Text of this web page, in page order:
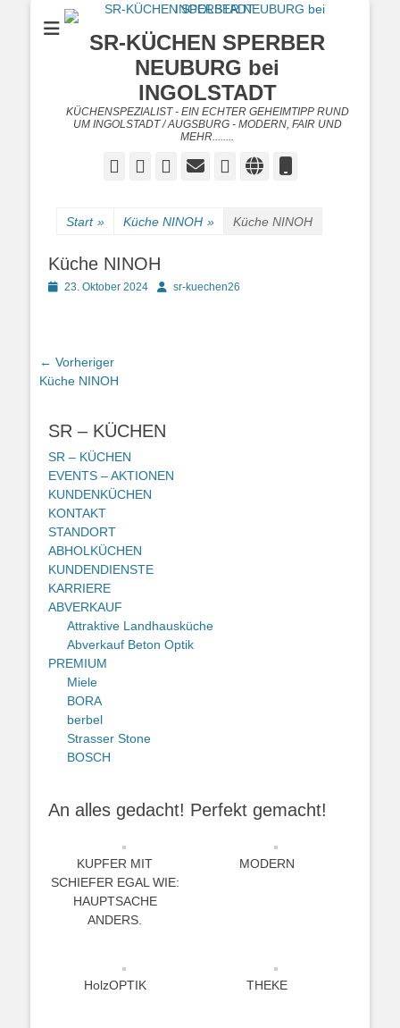
SR-KÜCHEN SPERBER
NEUBURG bei
INGOLSTADT
KÜCHENSPEZIALIST - EIN ECHTER GEHEIMTIPP RUND
UM INGOLSTADT / AUGSBURG - MODERN, FAIR UND
MEHR........
Facebook
TwitterGoogleplus
E-
Instagram
Website
Start » Küche NINOH » Küche NINOH
Küche NINOH
Posted23. Oktober 2024 Autorsr-kuechen26
Beitragsnavigation
← Vorheriger
Vorheriger
Küche NINOH
SR – KÜCHEN
SR – KÜCHEN
EVENTS – AKTIONEN
KUNDENKÜCHEN
KONTAKT
STANDORT
ABHOLKÜCHEN
KUNDENDIENSTE
KARRIERE
ABVERKAUF
Attraktive Landhausküche
Abverkauf Beton Optik
PREMIUM
Miele
BORA
berbel
Strasser Stone
BOSCH
An alles gedacht! Perfekt gemacht!
KUPFER MIT
SCHIEFER EGAL WIE:
HAUPTSACHE
ANDERS.
MODERN
HolzOPTIK THEKE